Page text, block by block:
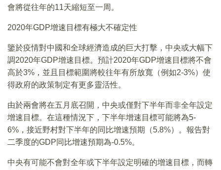
會將從往年的11天縮短至一周。
2020年GDP增速目標有極大不確定性
鑒於疫情對中國和全球經濟造成的巨大打擊，中央或大幅下
調2020年GDP增速目標。預計2020年GDP增速目標將不會
高於3%，並且目標範圍將較往年有所放寬（例如2-3%）使
得政府的政策制定有更多靈活性。
由於兩會將在五月底召開，中央或僅對下半年而非全年設定
增速目標。在這種情況下，下半年增速目標可能將為5-
6%，接近野村對下半年的同比增速預期（5.8%）。報告對
二季度的GDP同比增速預期為-0.5%。
中央有可能不會對全年或下半年設定明確的增速目標，而轉